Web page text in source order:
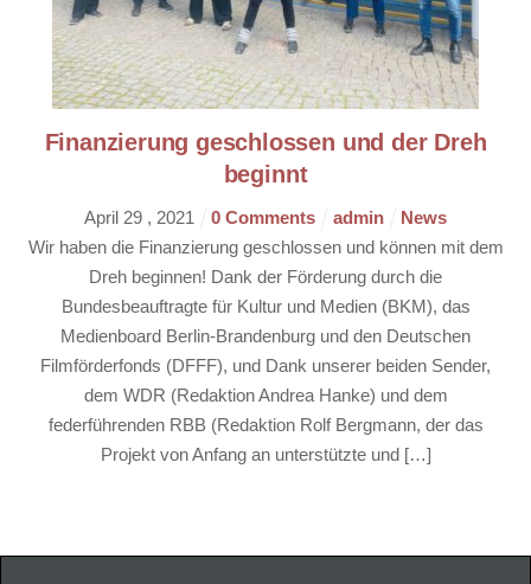
Finanzierung geschlossen und der Dreh
beginnt
April 29, 2021 0 Comments admin
News
Wir haben die Finanzierung geschlossen und können mit dem
Dreh beginnen! Dank der Förderung durch die
Bundesbeauftragte für Kultur und Medien (BKM), das
Medienboard Berlin-Brandenburg und den Deutschen
Filmförderfonds (DFFF), und Dank unserer beiden Sender,
dem WDR (Redaktion Andrea Hanke) und dem
federführenden RBB (Redaktion Rolf Bergmann, der das
Projekt von Anfang an unterstützte und […]